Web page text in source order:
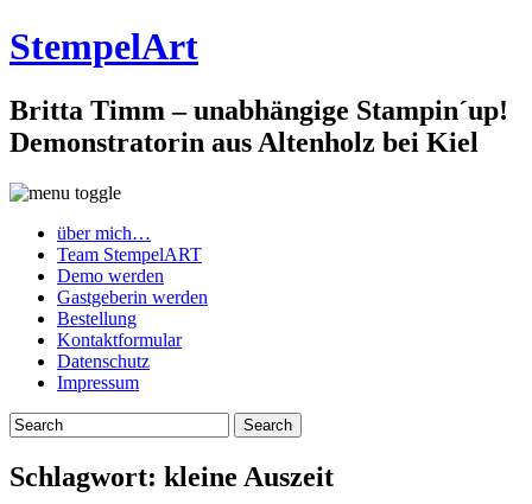
StempelArt
Britta Timm – unabhängige Stampin´up!
Demonstratorin aus Altenholz bei Kiel
über mich…
Team StempelART
Demo werden
Gastgeberin werden
Bestellung
Kontaktformular
Datenschutz
Impressum
Schlagwort: kleine Auszeit